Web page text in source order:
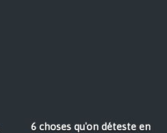
6 choses qu'on déteste en